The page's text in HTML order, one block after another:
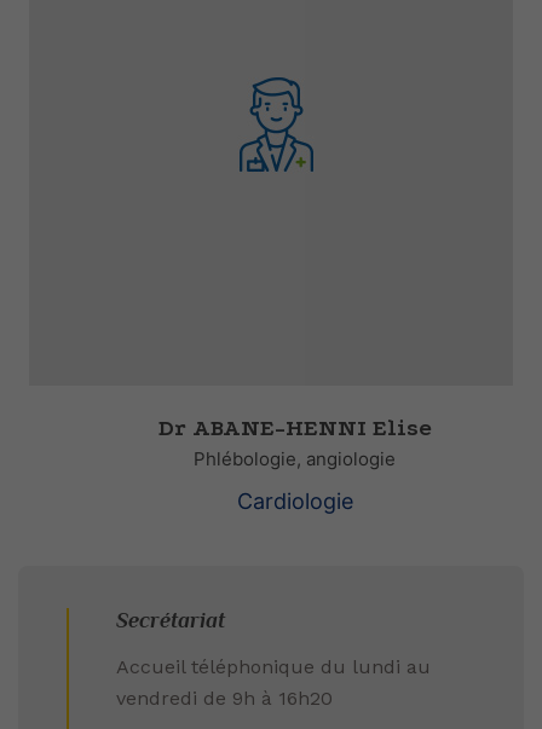
Dr ABANE-HENNI Elise
Phlébologie, angiologie
Cardiologie
Secrétariat
Accueil téléphonique du lundi au
vendredi de 9h à 16h20